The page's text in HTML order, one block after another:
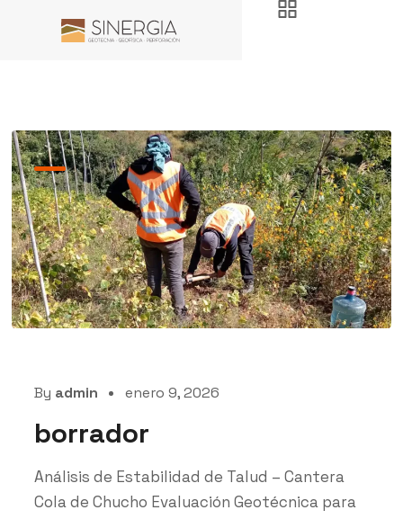
By admin enero 9, 2026
borrador
Análisis de Estabilidad de Talud – Cantera
Cola de Chucho Evaluación Geotécnica para